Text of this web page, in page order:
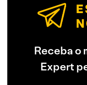
Receba o
Expert